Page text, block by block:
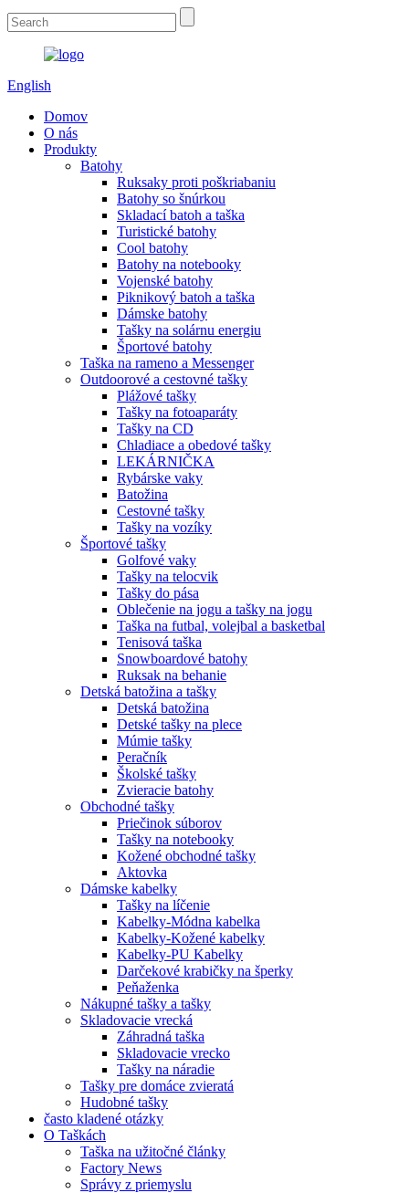
English
Domov
O nás
Produkty
Batohy
Ruksaky proti poškriabaniu
Batohy so šnúrkou
Skladací batoh a taška
Turistické batohy
Cool batohy
Batohy na notebooky
Vojenské batohy
Piknikový batoh a taška
Dámske batohy
Tašky na solárnu energiu
Športové batohy
Taška na rameno a Messenger
Outdoorové a cestovné tašky
Plážové tašky
Tašky na fotoaparáty
Tašky na CD
Chladiace a obedové tašky
LEKÁRNIČKA
Rybárske vaky
Batožina
Cestovné tašky
Tašky na vozíky
Športové tašky
Golfové vaky
Tašky na telocvik
Tašky do pása
Oblečenie na jogu a tašky na jogu
Taška na futbal, volejbal a basketbal
Tenisová taška
Snowboardové batohy
Ruksak na behanie
Detská batožina a tašky
Detská batožina
Detské tašky na plece
Múmie tašky
Peračník
Školské tašky
Zvieracie batohy
Obchodné tašky
Priečinok súborov
Tašky na notebooky
Kožené obchodné tašky
Aktovka
Dámske kabelky
Tašky na líčenie
Kabelky-Módna kabelka
Kabelky-Kožené kabelky
Kabelky-PU Kabelky
Darčekové krabičky na šperky
Peňaženka
Nákupné tašky a tašky
Skladovacie vrecká
Záhradná taška
Skladovacie vrecko
Tašky na náradie
Tašky pre domáce zvieratá
Hudobné tašky
často kladené otázky
O Taškách
Taška na užitočné články
Factory News
Správy z priemyslu